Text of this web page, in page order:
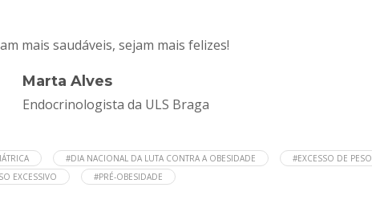
mais saudáveis, sejam mais felizes!
Marta Alves
Endocrinologista da ULS Braga
#DIA NACIONAL DA LUTA CONTRA A OBESIDADE #EXCESSO DE PESO
EXCESSIVO #PRÉ-OBESIDADE